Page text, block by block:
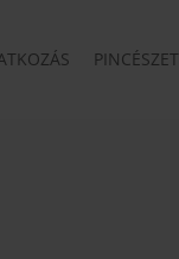
PINCÉSZET